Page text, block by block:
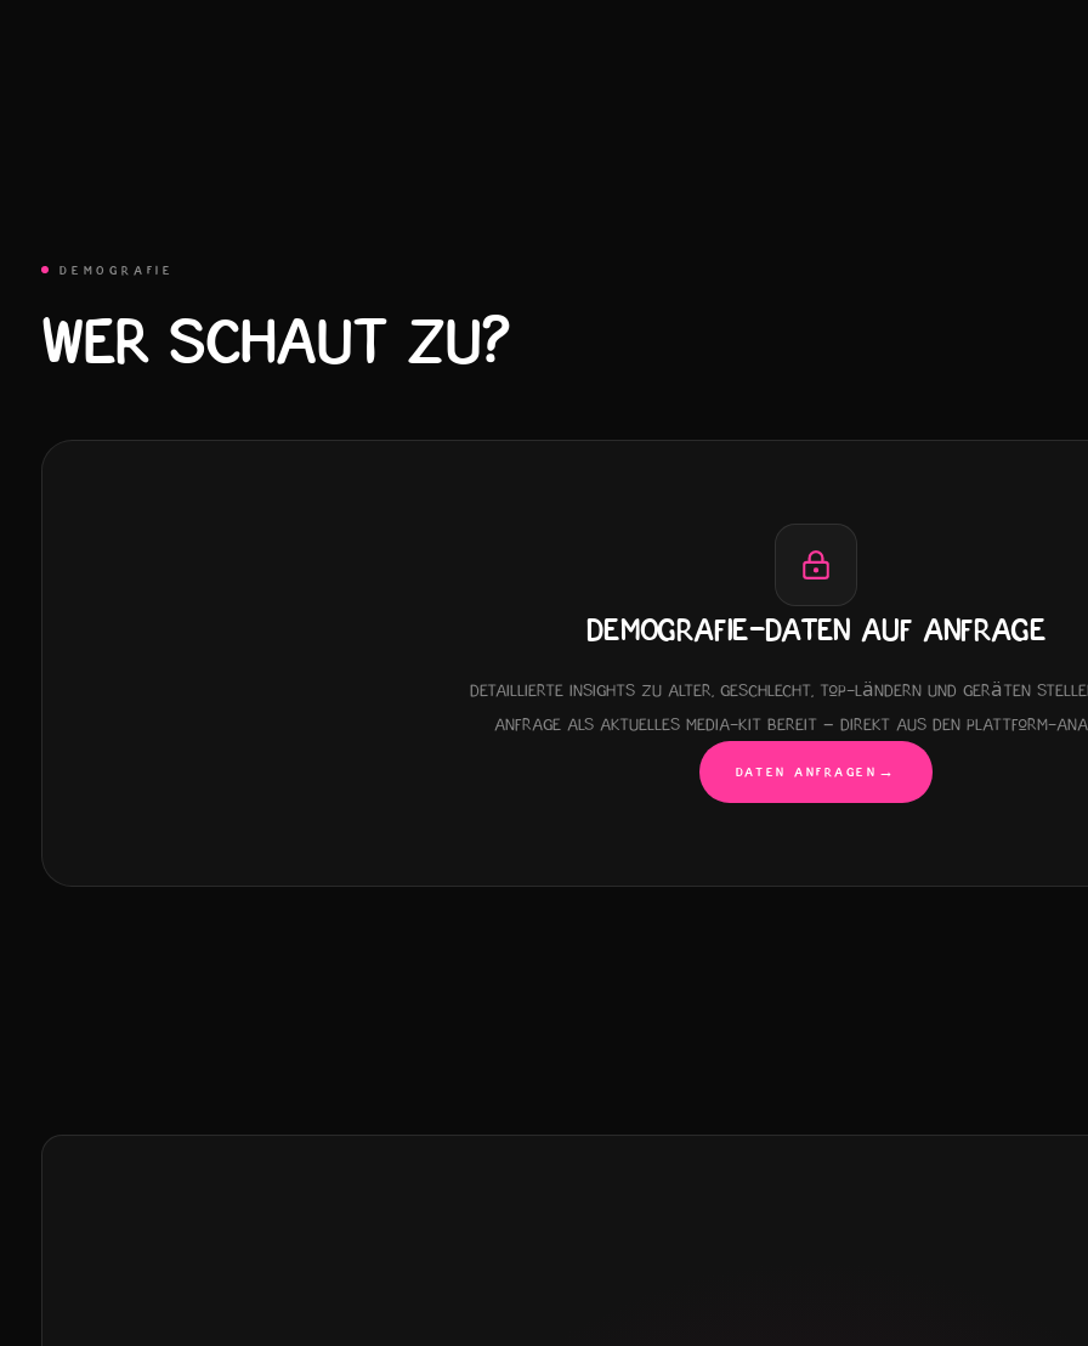
DEMOGRAFIE
WER SCHAUT ZU?
DEMOGRAFIE-DATEN AUF ANFRAGE
Detaillierte Insights zu Alter, Geschlecht, Top-Ländern und Geräten
Anfrage als aktuelles Media-Kit bereit – direkt aus den Plattform-
DATEN ANFRAGEN →